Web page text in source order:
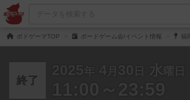
ボドゲーマTOP ボードゲーム会/イベント情報 福
終了
2025 年 4 月 30 日 水 曜日
11:00～23:59